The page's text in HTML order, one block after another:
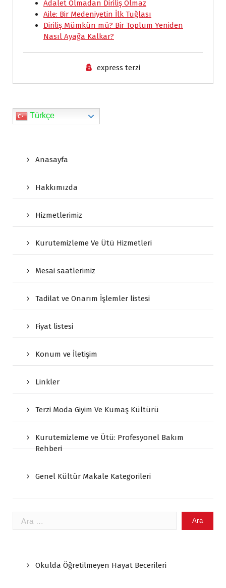
o
k
p
p
I
n
r
i
n
d
Adalet Olmadan Diriliş Olmaz
Aile: Bir Medeniyetin İlk Tuğlası
Diriliş Mümkün mü? Bir Toplum Yeniden
Nasıl Ayağa Kalkar?
express terzi
Türkçe
Anasayfa
Hakkımızda
Hizmetlerimiz
Kurutemizleme Ve Ütü Hizmetleri
Mesai saatlerimiz
Tadilat ve Onarım İşlemler listesi
Fiyat listesi
Konum ve İletişim
Linkler
Terzi Moda Giyim Ve Kumaş Kültürü
Kurutemizleme ve Ütü: Profesyonel Bakım
Rehberi
Genel Kültür Makale Kategorileri
Arama:
Okulda Öğretilmeyen Hayat Becerileri